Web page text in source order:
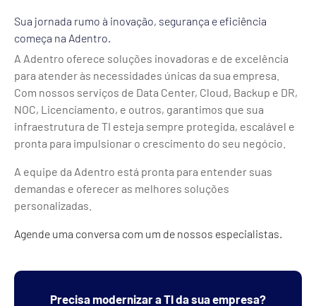
Sua jornada rumo à inovação, segurança e eficiência
começa na Adentro.
A Adentro oferece soluções inovadoras e de excelência
para atender às necessidades únicas da sua empresa.
Com nossos serviços de Data Center, Cloud, Backup e DR,
NOC, Licenciamento, e outros, garantimos que sua
infraestrutura de TI esteja sempre protegida, escalável e
pronta para impulsionar o crescimento do seu negócio.
A equipe da Adentro está pronta para entender suas
demandas e oferecer as melhores soluções
personalizadas.
Agende uma conversa com um de nossos especialistas.
Precisa modernizar a TI da sua empresa?